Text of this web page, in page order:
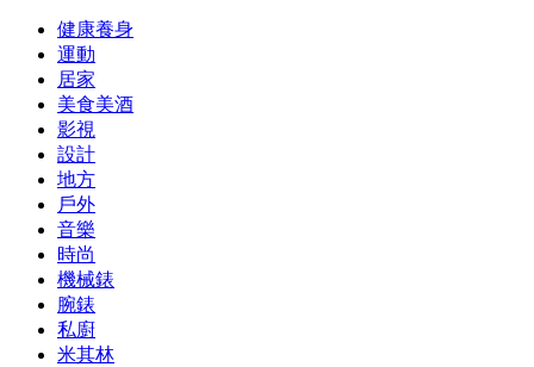
健康養身
運動
居家
美食美酒
影視
設計
地方
戶外
音樂
時尚
機械錶
腕錶
私廚
米其林